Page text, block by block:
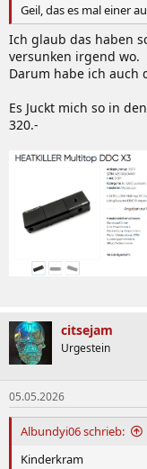
Geil, das es mal einer
Ich glaub das haben
versunken irgend wo.
Darum habe ich auch
Es Juckt mich so in
320.-
citsejam
Urgestein
05.05.2026
Albundyi06 schrieb:
Kinderkram